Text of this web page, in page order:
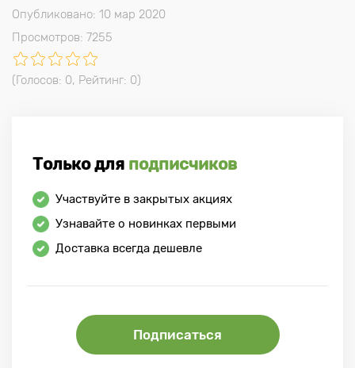
Опубликовано: 10 мар 2020
Просмотров: 7255
(Голосов: 0, Рейтинг: 0)
Только для подписчиков
Участвуйте в закрытых акциях
Узнавайте о новинках первыми
Доставка всегда дешевле
Подписаться